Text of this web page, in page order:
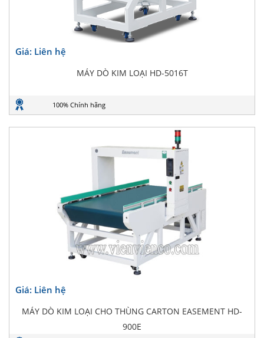
Giá: Liên hệ
MÁY DÒ KIM LOẠI HD-5016T
100% Chính hãng
Giá: Liên hệ
MÁY DÒ KIM LOẠI CHO THÙNG CARTON EASEMENT HD-
900E